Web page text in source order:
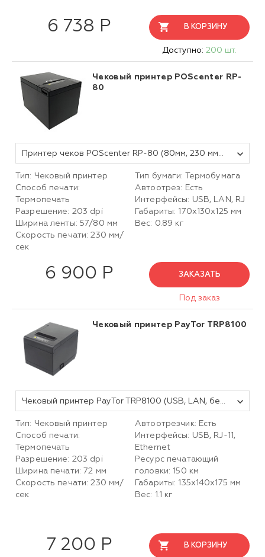
6 738 Р В КОРЗИНУ
Доступно: 200 шт.
Чековый принтер POScenter RP-
80
Принтер чеков POScenter RP-80 (80мм, 230 мм/сек, автоотрез, звук.сигнал, USB+LAN) черный
Тип: Чековый принтер
Способ печати:
Термопечать
Разрешение: 203 dpi
Ширина ленты: 57/80 мм
Скорость печати: 230 мм/
сек
Тип бумаги: Термобумага
Автоотрез: Есть
Интерфейсы: USB, LAN, RJ
Габариты: 170х130х125 мм
Вес: 0.89 кг
6 900 Р ЗАКАЗАТЬ
Под заказ
Чековый принтер PayTor TRP8100
Чековый принтер PayTor TRP8100 (USB, LAN, без звонка)
Тип: Чековый принтер
Способ печати:
Термопечать
Разрешение: 203 dpi
Ширина печати: 72 мм
Скорость печати: 230 мм/
сек
Автоотрезчик: Есть
Интерфейсы: USB, RJ-11,
Ethernet
Ресурс печатающий
головки: 150 км
Габариты: 135х140x175 мм
Вес: 1.1 кг
7 200 Р В КОРЗИНУ